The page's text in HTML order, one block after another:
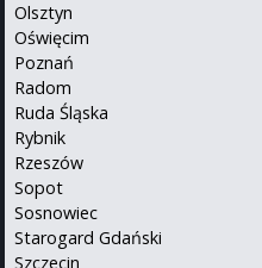
Olsztyn
Oświęcim
Poznań
Radom
Ruda Śląska
Rybnik
Rzeszów
Sopot
Sosnowiec
Starogard Gdański
Szczecin